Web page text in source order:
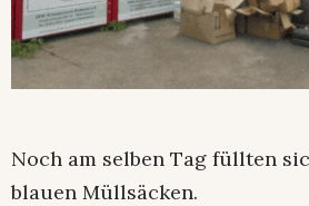
Noch am selben Tag füllten
blauen Müllsäcken.